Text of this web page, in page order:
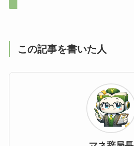
この記事を書いた人